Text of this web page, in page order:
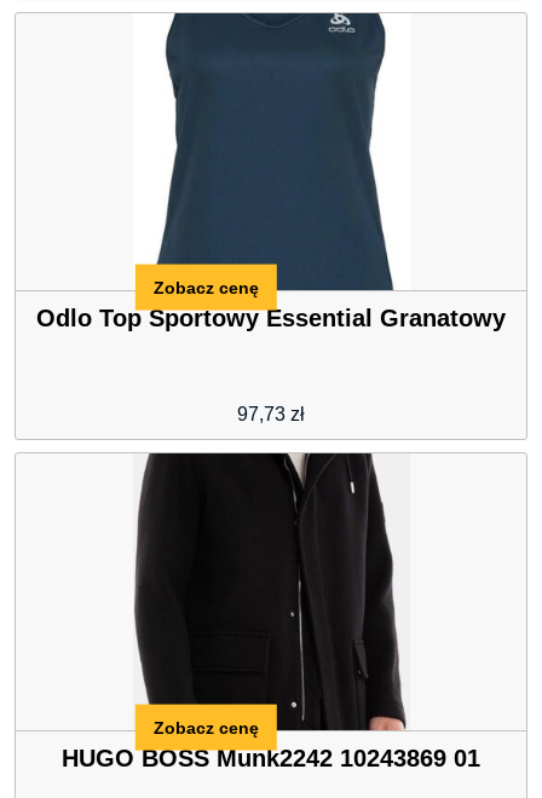
Odlo Top Sportowy Essential Granatowy
97,73 zł
Zobacz cenę
HUGO BOSS Munk2242 10243869 01
Zobacz cenę